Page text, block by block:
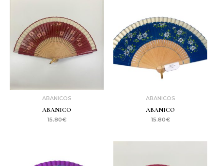
ABANICOS
ABANICO
15.80€
ABANICOS
ABANICO
15.80€